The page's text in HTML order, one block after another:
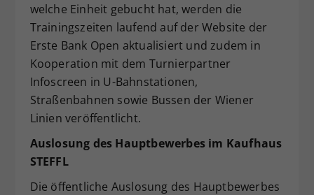
welche Einheit gebucht hat, werden die
Trainingszeiten laufend auf der Website der
Erste Bank Open aktualisiert und zudem in
Kooperation mit dem Turnierpartner
Infoscreen in U-Bahnstationen,
Straßenbahnen sowie Bussen der Wiener
Linien veröffentlicht.
Auslosung des Hauptbewerbes im Kaufhaus
STEFFL
Die öffentliche Auslosung des Hauptbewerbes